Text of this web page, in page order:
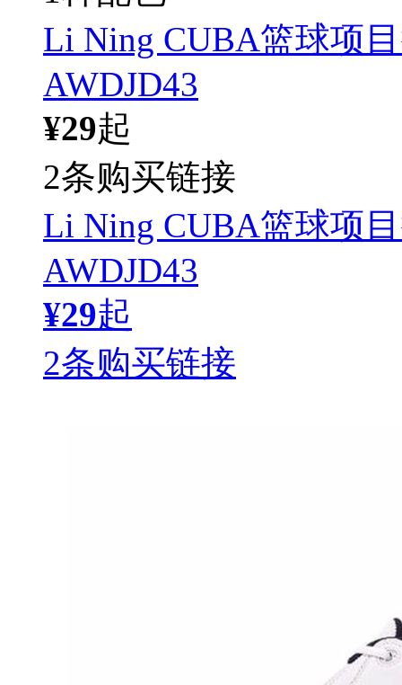
Li Ning CUBA篮球项
AWDJD43
¥29起
2条购买链接
Li Ning CUBA篮球项
AWDJD43
¥29起
2条购买链接